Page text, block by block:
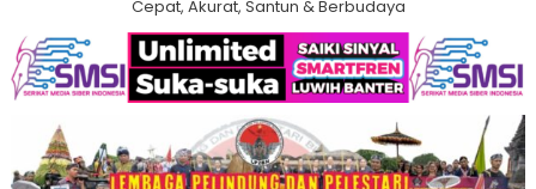
Cepat, Akurat, Santun & Berbudaya